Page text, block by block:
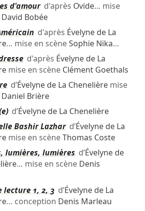
d'amourd'après Ovide… mise
David Bobée
d'après Évelyne de La
… mise en scèneSophie Nika…
d'après Évelyne de La
mise en scène Clément Goethals
d’Évelyne de La Chenelièremise
Daniel Brière
d’Évelyne de La Chenelière
Bashir Lazhard’Évelyne de La
mise en scèneThomas Coste
lumières, lumières d’Évelyne de
… mise en scène Denis
lecture 1, 2, 3 d’Évelyne de La
… conception Denis Marleau